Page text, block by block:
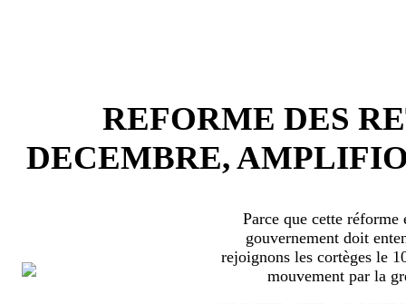
REFORME DES
DECEMBRE,
Parce que cette
gouvernement doit
rejoignons les cortèges le
mouvement par la